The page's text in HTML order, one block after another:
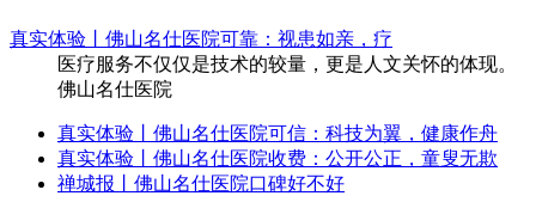
真实体验丨佛山名仕医院可靠：视患如亲，疗
医疗服务不仅仅是技术的较量，更是人文关怀的体现。
佛山名仕医院
真实体验丨佛山名仕医院可信：科技为翼，健康作舟
真实体验丨佛山名仕医院收费：公开公正，童叟无欺
禅城报丨佛山名仕医院口碑好不好